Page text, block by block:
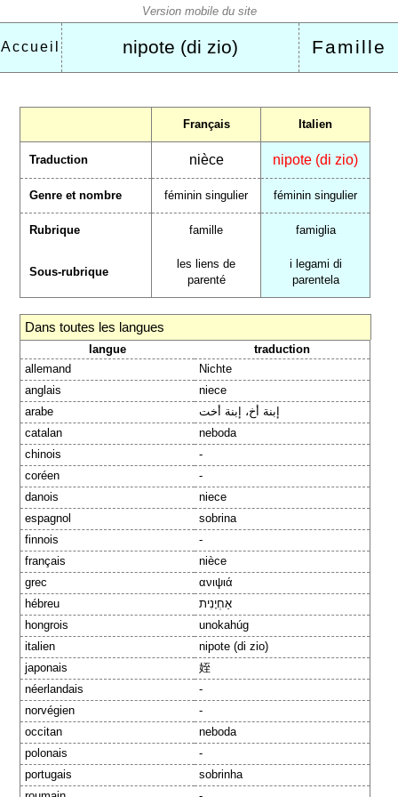
Accueil nipote (di zio) Famille
Français Italien
Traduction nièce nipote (di zio)
Genre et nombre féminin singulier féminin singulier
Rubrique famille famiglia
Sous-rubrique
les liens de
parenté
i legami di
parentela
Dans toutes les langues
langue
traduction
allemand
Nichte
anglais
niece
arabe
إبنة أخ، إبنة أخت
catalan
neboda
chinois
-
coréen
-
danois
niece
espagnol
sobrina
finnois
-
français
nièce
grec
ανιψιά
hébreu
אַחְיָנִית
hongrois
unokahúg
italien
nipote (di zio)
japonais
姪
néerlandais
-
norvégien
-
occitan
neboda
polonais
-
portugais
sobrinha